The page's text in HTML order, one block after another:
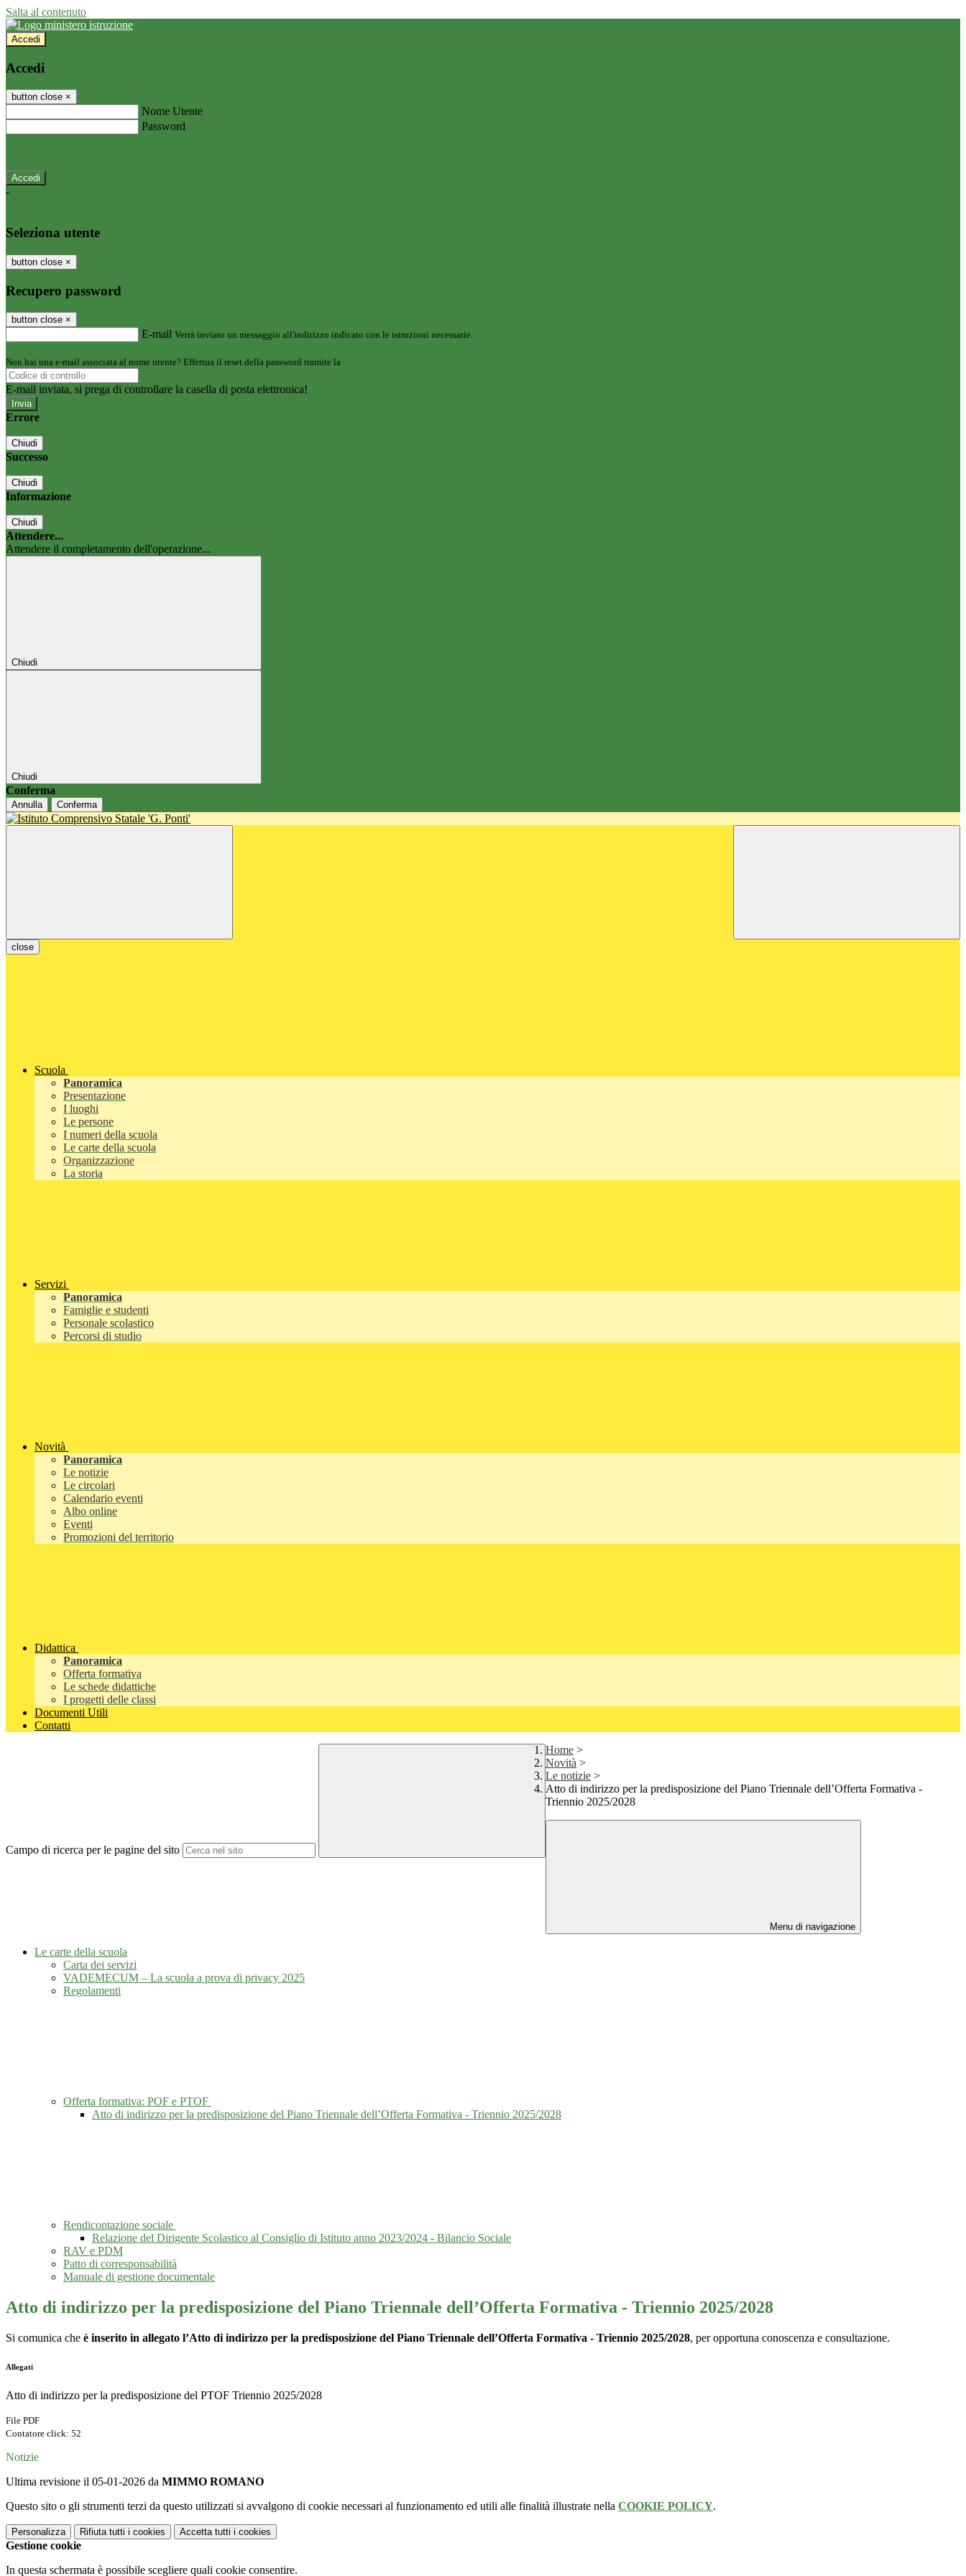
Salta al contenuto
Accedi
Accedi
button close ×
Nome Utente
Password
-
Seleziona utente
button close ×
Recupero password
button close ×
E-mail Verrà inviato un messaggio all'indirizzo indicato con le istruzioni necessarie.
Non hai una e-mail associata al nome utente? Effettua il reset della password tramite la
E-mail inviata, si prega di controllare la casella di posta elettronica!
Errore
Chiudi
Successo
Chiudi
Informazione
Chiudi
Attendere...
Attendere il completamento dell'operazione...
Chiudi
Chiudi
Conferma
Annulla Conferma
close
Scuola
Panoramica
Presentazione
I luoghi
Le persone
I numeri della scuola
Le carte della scuola
Organizzazione
La storia
Servizi
Panoramica
Famiglie e studenti
Personale scolastico
Percorsi di studio
Novità
Panoramica
Le notizie
Le circolari
Calendario eventi
Albo online
Eventi
Promozioni del territorio
Didattica
Panoramica
Offerta formativa
Le schede didattiche
I progetti delle classi
Documenti Utili
Contatti
Campo di ricerca per le pagine del sito
Home >
Novità >
Le notizie >
Atto di indirizzo per la predisposizione del Piano Triennale dell’Offerta Formativa -
Triennio 2025/2028
Menu di navigazione
Le carte della scuola
Carta dei servizi
VADEMECUM – La scuola a prova di privacy 2025
Regolamenti
Offerta formativa: POF e PTOF
Atto di indirizzo per la predisposizione del Piano Triennale dell’Offerta Formativa - Triennio 2025/2028
Rendicontazione sociale
Relazione del Dirigente Scolastico al Consiglio di Istituto anno 2023/2024 - Bilancio Sociale
RAV e PDM
Patto di corresponsabilità
Manuale di gestione documentale
Atto di indirizzo per la predisposizione del Piano Triennale dell’Offerta Formativa - Triennio 2025/2028
Si comunica che è inserito in allegato l’Atto di indirizzo per la predisposizione del Piano Triennale dell’Offerta Formativa - Triennio 2025/2028, per opportuna conoscenza e consultazione.
Allegati
Atto di indirizzo per la predisposizione del PTOF Triennio 2025/2028
File PDF
Contatore click: 52
Notizie
Ultima revisione il 05-01-2026 da MIMMO ROMANO
Questo sito o gli strumenti terzi da questo utilizzati si avvalgono di cookie necessari al funzionamento ed utili alle finalità illustrate nella COOKIE POLICY.
Personalizza Rifiuta tutti i cookies Accetta tutti i cookies
Gestione cookie
In questa schermata è possibile scegliere quali cookie consentire.